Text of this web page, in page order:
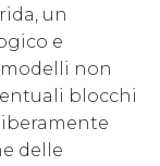
un
e
non
blocchi
delle